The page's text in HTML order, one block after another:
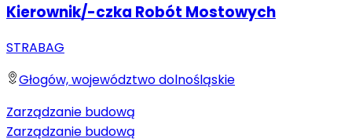
Kierownik/-czka Robót Mostowych
STRABAG
Głogów, województwo dolnośląskie
Zarządzanie budową
Zarządzanie budową